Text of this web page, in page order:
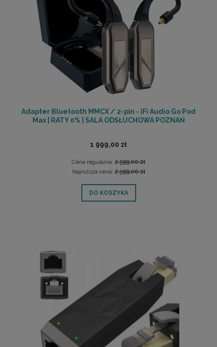
Adapter Bluetooth MMCX / 2-pin - iFi Audio Go Pod
Max | RATY 0% | SALA ODSŁUCHOWA POZNAŃ
1 999,00 zł
Cena regularna: 2 599,00 zł
Najniższa cena:2 599,00 zł
DO KOSZYKA